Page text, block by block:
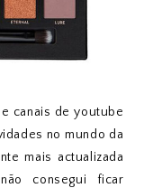
canais de youtube
no mundo da
mais actualizada
consegui ficar